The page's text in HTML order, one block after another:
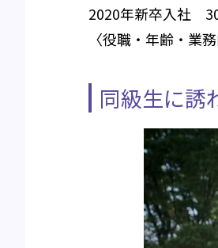
2020年新卒入社
〈役職・年齢・業
同級生に誘